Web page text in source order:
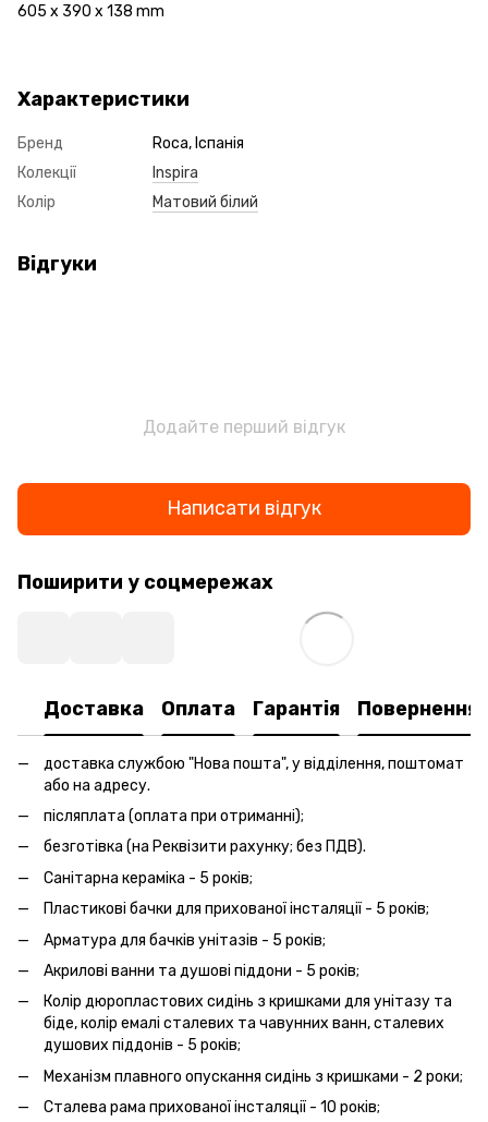
605 x 390 x 138 mm
Характеристики
Бренд
Roca, Іспанія
Колекції
Inspira
Колір
Матовий білий
Відгуки
Додайте перший відгук
Написати відгук
Поширити у соцмережах
Доставка Оплата Гарантія Повернення
доставка службою "Нова пошта", у відділення, поштомат
або на адресу.
післяплата (оплата при отриманні);
безготівка (на Реквізити рахунку; без ПДВ).
Санітарна кераміка - 5 років;
Пластикові бачки для прихованої інсталяції - 5 років;
Арматура для бачків унітазів - 5 років;
Акрилові ванни та душові піддони - 5 років;
Колір дюропластових сидінь з кришками для унітазу та
біде, колір емалі сталевих та чавунних ванн, сталевих
душових піддонів - 5 років;
Механізм плавного опускання сидінь з кришками - 2 роки;
Сталева рама прихованої інсталяції - 10 років;